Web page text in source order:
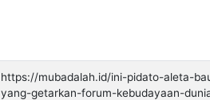
https://mubadalah.id/ini-pidato-aleta-
yang-getarkan-forum-kebudayaan-